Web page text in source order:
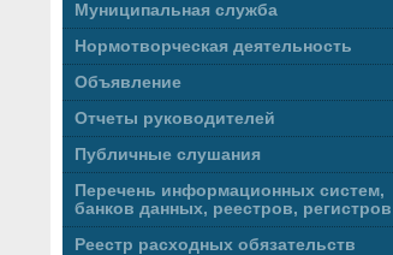
Муниципальная служба
Нормотворческая деятельность
Объявление
Отчеты руководителей
Публичные слушания
Перечень информационных систем,
банков данных, реестров, регистров
Реестр расходных обязательств